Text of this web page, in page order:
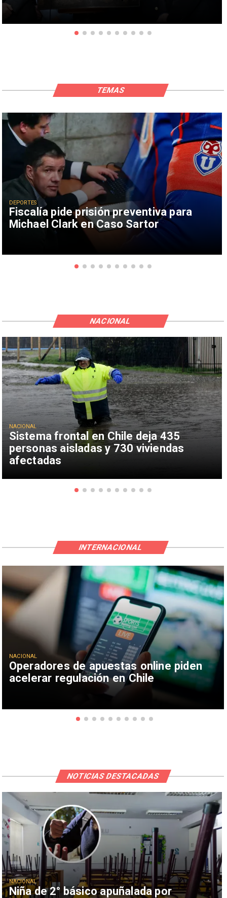
Fiscalía pide prisión preventiva para
Michael Clark en Caso Sartor
DEPORTES
TEMAS
Sistema frontal en Chile deja 435
personas aisladas y 730 viviendas
afectadas
NACIONAL
NACIONAL
Operadores de apuestas online piden
acelerar regulación en Chile
NACIONAL
INTERNACIONAL
Niña de 2° básico apuñalada por
NACIONAL
NOTICIAS DESTACADAS